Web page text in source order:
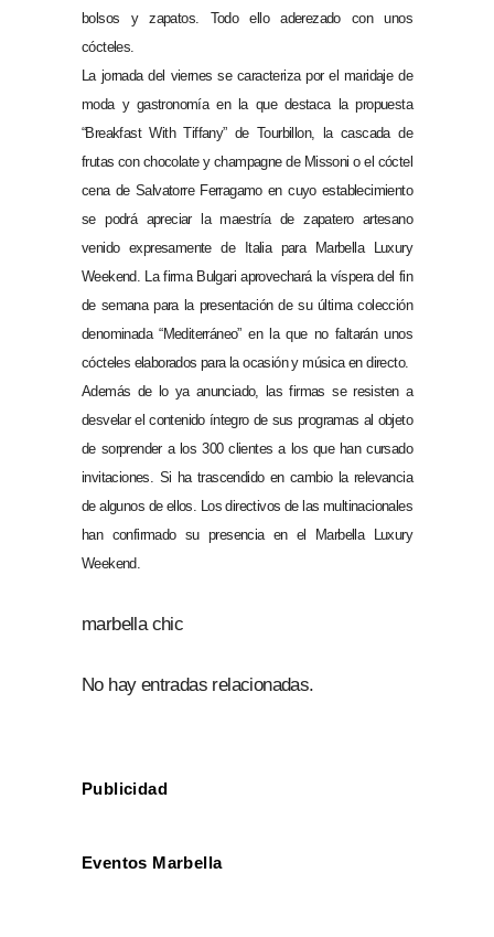
bolsos y zapatos. Todo ello aderezado con unos
cócteles.
La jornada del viernes se caracteriza por el maridaje de
moda y gastronomía en la que destaca la propuesta
“Breakfast With Tiffany” de Tourbillon, la cascada de
frutas con chocolate y champagne de Missoni o el cóctel
cena de Salvatorre Ferragamo en cuyo establecimiento
se podrá apreciar la maestría de zapatero artesano
venido expresamente de Italia para Marbella Luxury
Weekend. La firma Bulgari aprovechará la víspera del fin
de semana para la presentación de su última colección
denominada “Mediterráneo” en la que no faltarán unos
cócteles elaborados para la ocasión y música en directo.
Además de lo ya anunciado, las firmas se resisten a
desvelar el contenido íntegro de sus programas al objeto
de sorprender a los 300 clientes a los que han cursado
invitaciones. Si ha trascendido en cambio la relevancia
de algunos de ellos. Los directivos de las multinacionales
han confirmado su presencia en el Marbella Luxury
Weekend.
marbella chic
No hay entradas relacionadas.
Publicidad
Eventos Marbella